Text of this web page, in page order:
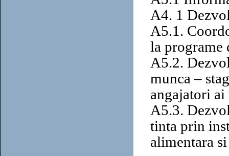
A4. 1
A5.1.
la programe
A5.2.
munca –
angajatori
A5.3.
tinta prin
alimentara